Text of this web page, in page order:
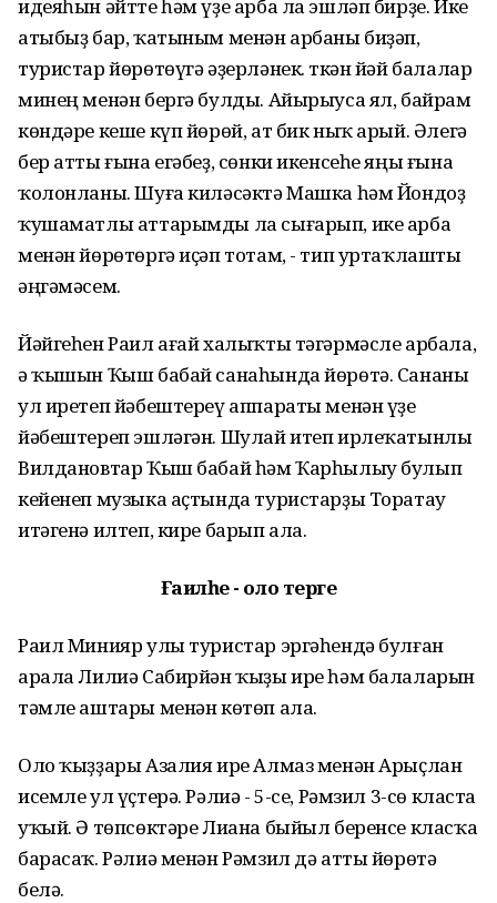
идеяһын әйтте һәм үҙе арба ла эшләп бирҙе. Ике
атыбыҙ бар, ҡатыным менән арбаны биҙәп,
туристар йөрөтөүгә әҙерләнек. Үткән йәй балалар
минең менән бергә булды. Айырыуса ял, байрам
көндәре кеше күп йөрөй, ат бик ныҡ арый. Әлегә
бер атты ғына егәбеҙ, сөнки икенсеһе яңы ғына
ҡолонланы. Шуға киләсәктә Машка һәм Йондоҙ
ҡушаматлы аттарымды ла сығарып, ике арба
менән йөрөтөргә иҫәп тотам, - тип уртаҡлашты
әңгәмәсем.
Йәйгеһен Раил ағай халыҡты тәгәрмәсле арбала,
ә ҡышын Ҡыш бабай санаһында йөрөтә. Сананы
ул иретеп йәбештереү аппараты менән үҙе
йәбештереп эшләгән. Шулай итеп ирлеҡатынлы
Вилдановтар Ҡыш бабай һәм Ҡарһылыу булып
кейенеп музыка аҫтында туристарҙы Торатау
итәгенә илтеп, кире барып ала.
Ғаиләһе - оло терәге
Раил Минияр улы туристар эргәһендә булған
арала Лилиә Сабирйән ҡыҙы ире һәм балаларын
тәмле аштары менән көтөп ала.
Оло ҡыҙҙары Азалия ире Алмаз менән Арыҫлан
исемле ул үҫтерә. Рәлиә - 5-се, Рәмзил 3-сө класта
уҡый. Ә төпсөктәре Лиана быйыл беренсе класҡа
барасаҡ. Рәлиә менән Рәмзил дә атты йөрөтә
белә.